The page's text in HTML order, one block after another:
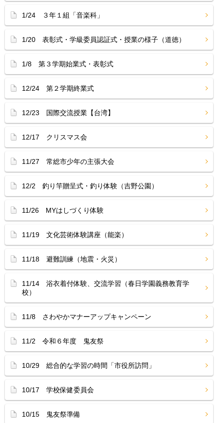
1/24 ３年１組「音楽科」
1/20 表彰式・学級委員認証式・授業の様子（道徳）
1/8 第３学期始業式・表彰式
12/24 第２学期終業式
12/23 国際交流授業【台湾】
12/17 クリスマス会
11/27 常総市少年の主張大会
12/2 釣り竿贈呈式・釣り体験（吉野公園）
11/26 MYはしづくり体験
11/19 文化芸術体験講座（能楽）
11/18 避難訓練（地震・火災）
11/14 浴衣着付体験、交流学習（春日学園義務教育学
校）
11/8 さわやかマナーアップキャンペーン
11/2 令和６年度 鬼友祭
10/29 総合的な学習の時間「市役所訪問」
10/17 学校保健委員会
10/15 鬼友祭準備